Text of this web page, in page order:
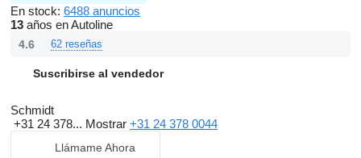
En stock: 6488 anuncios
13 años en Autoline
4.6 62 reseñas
Suscribirse al vendedor
Schmidt
+31 24 378... Mostrar +31 24 378 0044
Llámame Ahora